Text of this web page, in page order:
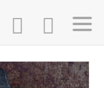
INLOGGEN